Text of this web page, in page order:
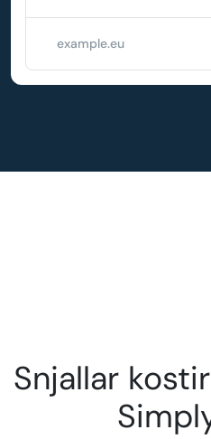
example.eu
Snjallar